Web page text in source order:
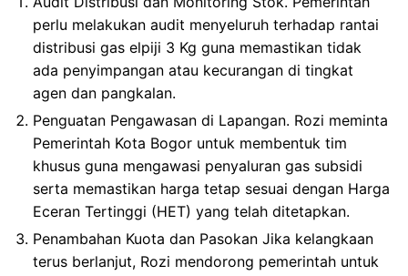
perlu melakukan audit menyeluruh terhadap rantai
distribusi gas elpiji 3 Kg guna memastikan tidak
ada penyimpangan atau kecurangan di tingkat
agen dan pangkalan.
Penguatan Pengawasan di Lapangan. Rozi meminta
Pemerintah Kota Bogor untuk membentuk tim
khusus guna mengawasi penyaluran gas subsidi
serta memastikan harga tetap sesuai dengan Harga
Eceran Tertinggi (HET) yang telah ditetapkan.
Penambahan Kuota dan Pasokan Jika kelangkaan
terus berlanjut, Rozi mendorong pemerintah untuk